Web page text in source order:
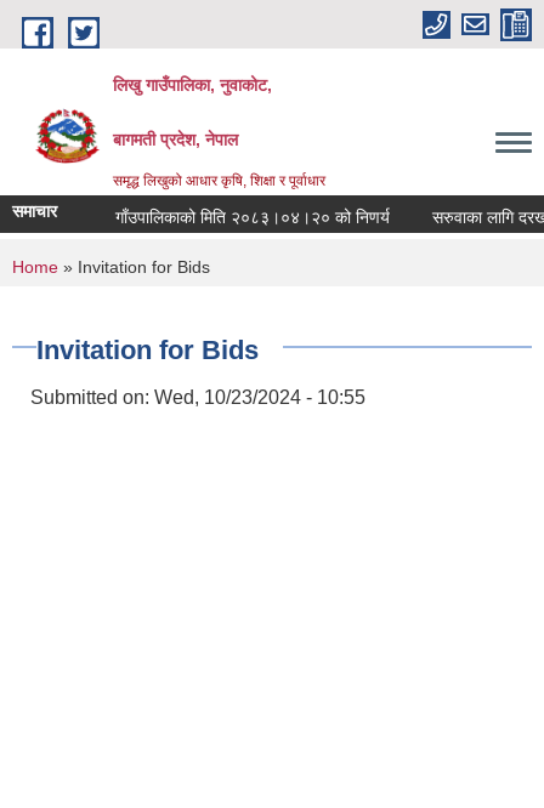
Skip to main content
लिखु गाउँपालिका, नुवाकोट,
बागमती प्रदेश, नेपाल
समृद्ध लिखुको आधार कृषि, शिक्षा र पूर्वाधार
समाचार गाँउपालिकाको मिति २०८३।०४।२० को निणर्य सरुवाका लागि
You are here
Home » Invitation for Bids
Invitation for Bids
Submitted on: Wed, 10/23/2024 - 10:55